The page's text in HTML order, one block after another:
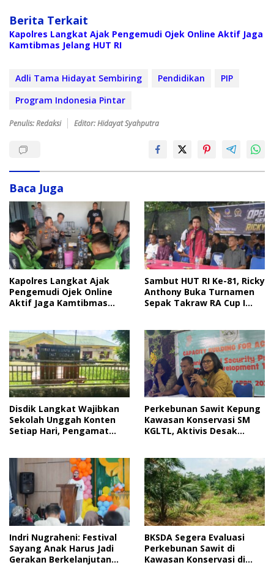
Berita Terkait
Kapolres Langkat Ajak Pengemudi Ojek Online Aktif Jaga
Kamtibmas Jelang HUT RI
Adli Tama Hidayat Sembiring Pendidikan
PIP
Program Indonesia Pintar
Penulis: Redaksi Editor: Hidayat Syahputra
Baca Juga
Kapolres Langkat Ajak
Pengemudi Ojek Online
Aktif Jaga Kamtibmas
Sambut HUT RI Ke-81, Ricky
Anthony Buka Turnamen
Sepak Takraw RA Cup I
Disdik Langkat Wajibkan
Sekolah Unggah Konten
Setiap Hari, Pengamat
Perkebunan Sawit Kepung
Kawasan Konservasi SM
KGLTL, Aktivis Desak
Indri Nugraheni: Festival
Sayang Anak Harus Jadi
Gerakan Berkelanjutan
BKSDA Segera Evaluasi
Perkebunan Sawit di
Kawasan Konservasi di